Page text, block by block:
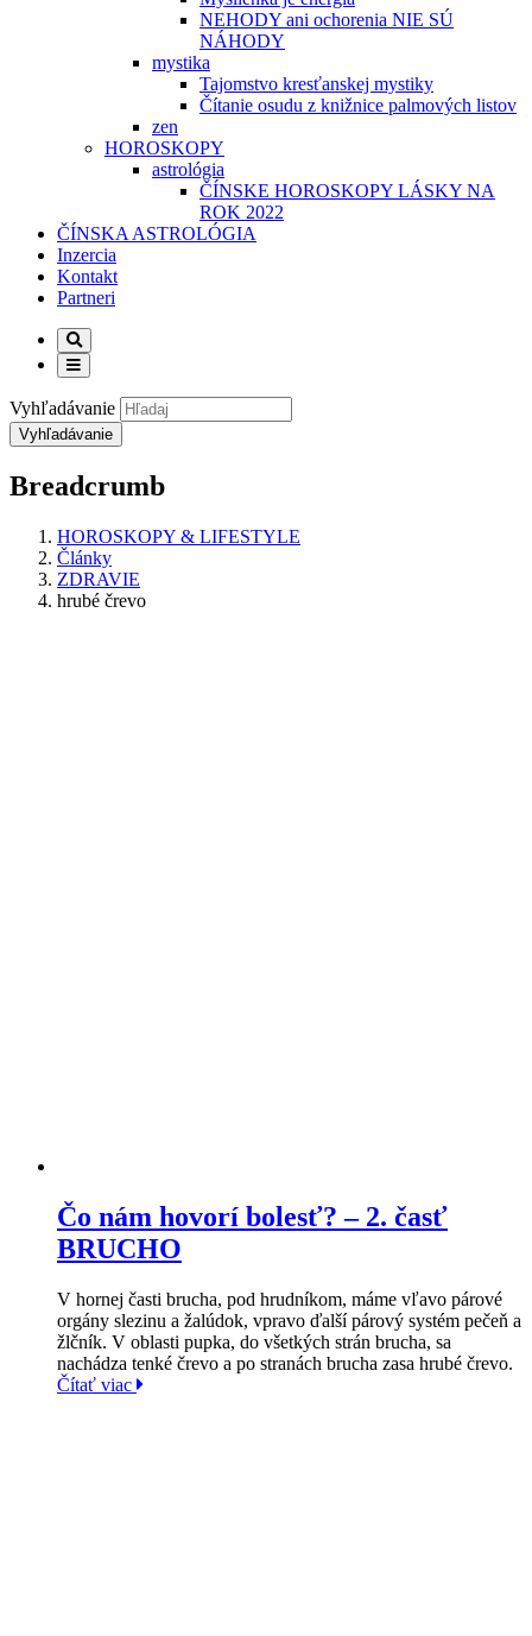
NEHODY ani ochorenia NIE SÚ
NÁHODY
mystika
Tajomstvo kresťanskej mystiky
Čítanie osudu z knižnice palmových listov
zen
HOROSKOPY
astrológia
ČÍNSKE HOROSKOPY LÁSKY NA
ROK 2022
ČÍNSKA ASTROLÓGIA
Inzercia
Kontakt
Partneri
Vyhľadávanie
Breadcrumb
HOROSKOPY & LIFESTYLE
Články
ZDRAVIE
hrubé črevo
Čo nám hovorí bolesť? – 2. časť
BRUCHO
V hornej časti brucha, pod hrudníkom, máme vľavo párové
orgány slezinu a žalúdok, vpravo ďalší párový systém pečeň a
žlčník. V oblasti pupka, do všetkých strán brucha, sa
nachádza tenké črevo a po stranách brucha zasa hrubé črevo.
Čítať viac